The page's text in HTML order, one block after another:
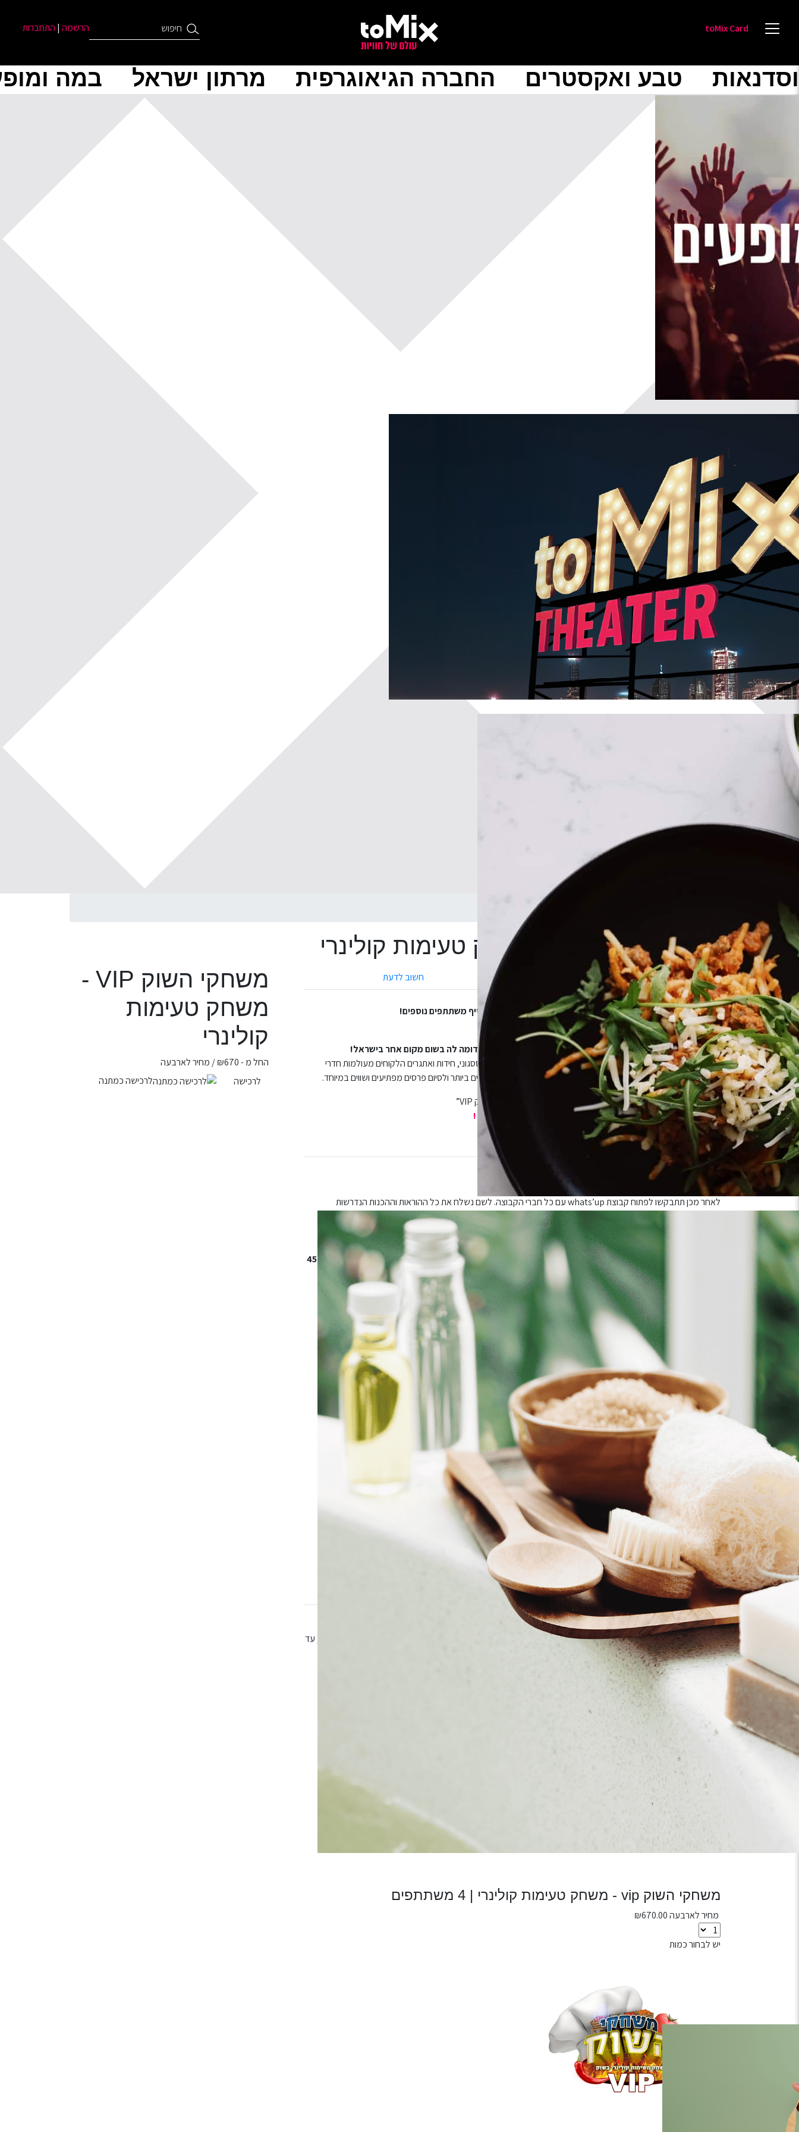
toMix Card הרשמה | התחברות
טבע ואקסטרים החברה הגיאוגרפית מרתון ישראל במה
משחקי השוק VIP - משחק טעימות קולינרי
מה במיקס
חשוב לדעת
שוק לוינסקי, תל אביב4-14 משתתפים | כשר
שימו לב: המחיר כולל ארבעה משתתפים – נהדר לחברים! ניתן להוסיף משתתפים נוספים!
משחקי השוק VIP הוא חוויה משחקית קולינרית בשוק לוינסקי שאין דומה לה בשום מקום אחר בישראל!
חוויה המשלבת משחק משימות קליל ומצחיק סיור מרתק ברחבי השוק הססגוני, חידות ואתגרים הלקוחים מעולמות חדרי
הבריחה בשילוב טעימות קולינריות מפנקות מהדוכנים המובחרים והטעימים ביותר ולסיום פרסים מפתיעים ושווים במיוחד.
המשחק הוא למעשה פרק סיום העונה של תכנית הראליטי “משחקי השוק VIP”
ואתם הקבוצה האחרונה שהגיעה לגמר הגדול של משחקי השוק VIP !
מבטיחים לכם חוויה מקורית, מגבשת מהסוג שלא שוכחים!
איך המשחק מתנהל?
מזמינים יום ושעה פנויה למשחק בשוק לוינסקי בתל אביב.
לאחר מכן תתבקשו לפתוח קבוצת whats’up עם כל חברי הקבוצה. לשם נשלח את כל ההוראות וההכנות הנדרשות
השופט שלכם יפגוש אתכם, ימסור לכם את הציוד הנדרש לתוכנית הגמר וייעלם…מרגע זה הכול תלוי בכם.
(הוא לא באמת נעלם, הוא זה שמפעיל אתכם דרך קבוצת ה whats’up שנפתחה ומלווה אתכם מרחוק מתחילת המשחק
המשחק מתחיל, אתם קבוצה אחת שמתנהלת ביחד במהלך כל המשחק. יש לכם מטרה משותפת – לצבור מעל 450
כל המשימות והחידות ישלחו לקבוצת whats’up שפתחתם
לכל חידה ולכל משימה יש את הניקוד שלה
המטרה שלכם לצבור כמה שיותר נקודות
מה קורה אם צריכים עזרה?
כל התנהלות המשחק תבצע באמצעות קבוצת whats’up
במידה ואתם רוצים רמז, כתבו בקבוצה
מה הפרס?
תאמינו או לא אתם יכולים לזכות בפרס כספי של עד 25,000 שח במזומן
אבל הפרס האמיתי הוא הגיבוש והחוויה המקורית שתחוו לכם
בגמר המשחק יהיו לכם המון תמונות וקטעי וידאו מצחיקים עד דמעות מהתוכנית
מה נטעם?
בורקס טורקי
סיגר וכדור פלאפל ענק
שתיה
עוגת שמרים שוקולד
מג’דרה אורז / בורגול עם תיבול פיסטוק ושקדים
משך הפעילות –כ-90 דקות
המשחק מיועד ל-4 משתתפים או יותר במשחק אחד.
שימו לב! על כל משתתף נוסף מעל ארבעה, יש להוסיף שחקן
(מוצר נלווה) – בהתאם לגודל הקבוצה, עד
14 משתתפים.
כל המשחקים בתאום מראש.
משחקי השוק vip - משחק טעימות קולינרי | 4 משתתפים
מחיר לארבעה ₪670.00
יש לבחור כמות
משחקי השוק VIP -
משחק טעימות
קולינרי
החל מ - ₪670
/ מחיר לארבעה
לרכישה
לרכישה כמתנה